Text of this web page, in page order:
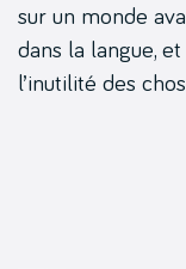
sur un monde
dans la langue,
l’inutilité des